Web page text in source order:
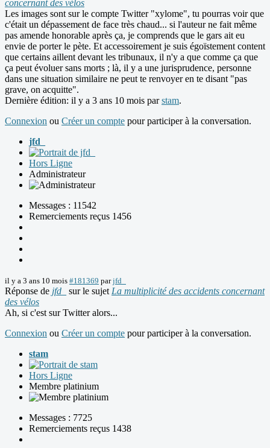
concernant des vélos
Les images sont sur le compte Twitter "xylome", tu pourras voir que
c'était un dépassement de face très chaud... si l'auteur ne fait même
pas amende honorable après ça, je comprends que le gars ait eu
envie de porter le pète. Et accessoirement je suis égoïstement content
que certains aillent devant les tribunaux, il n'y a que comme ça que
ça peut évoluer sans morts ; là, il y a une jurisprudence, personne
dans une situation similaire ne peut te renvoyer en te disant "pas
grave, on acquitte".
Dernière édition: il y a 3 ans 10 mois parstam.
Connexion ou Créer un compte pour participer à la conversation.
jfd_
Hors Ligne
Administrateur
Messages : 11542
Remerciements reçus 1456
il y a 3 ans 10 mois #181369 parjfd_
Réponse de jfd_ sur le sujet La multiplicité des accidents concernant
des vélos
Ah, si c'est sur Twitter alors...
Connexion ou Créer un compte pour participer à la conversation.
stam
Hors Ligne
Membre platinium
Messages : 7725
Remerciements reçus 1438